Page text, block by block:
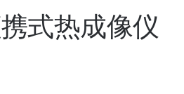
式热成像仪